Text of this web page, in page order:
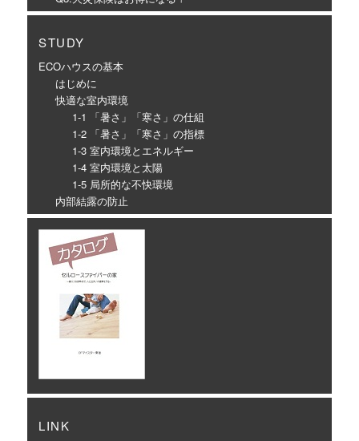
STUDY
ECOハウスの基本
はじめに
快適な室内環境
1-1 「暑さ」「寒さ」の仕組
1-2 「暑さ」「寒さ」の指標
1-3 室内環境とエネルギー
1-4 室内環境と太陽
1-5 局所的な不快環境
内部結露の防止
LINK